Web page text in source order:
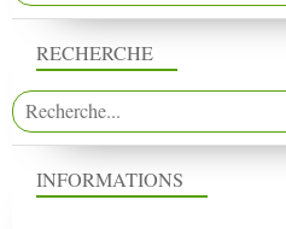
RECHERCHE
INFORMATIONS